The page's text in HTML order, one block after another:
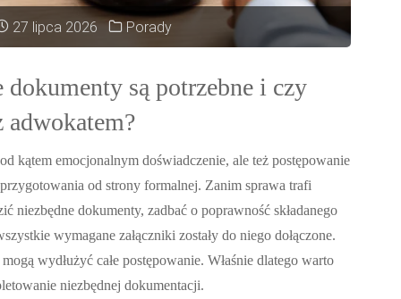
27 lipca 2026 Porady
są potrzebne i czy
adwokatem?
kątem emocjonalnym doświadczenie, ale też postępowanie
od strony formalnej. Zanim sprawa trafi
niezbędne dokumenty, zadbać o poprawność składanego
wymagane załączniki zostały do niego dołączone.
wydłużyć całe postępowanie. Właśnie dlatego warto
niezbędnej dokumentacji.